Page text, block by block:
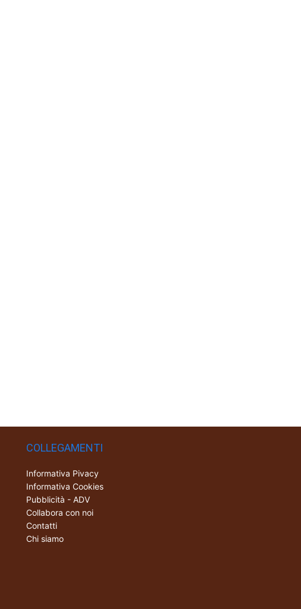
COLLEGAMENTI
Informativa Pivacy
Informativa Cookies
Pubblicità - ADV
Collabora con noi
Contatti
Chi siamo